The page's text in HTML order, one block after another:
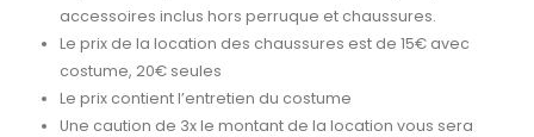
accessoires inclus hors perruque et chaussures.
Le prix de la location des chaussures est de 15€ avec
costume, 20€ seules
Le prix contient l’entretien du costume
Une caution de 3x le montant de la location vous sera